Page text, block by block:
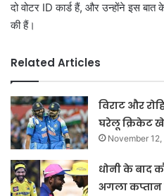
दो वोटर ID कार्ड हैं, और उन्होंने इस
की हैं।
Related Articles
विराट और
घरेलू क्रिकेट
November
धोनी के बाद
अगला कप्तान